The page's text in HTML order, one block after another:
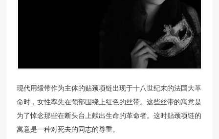
现代用缎带作为主体的贴颈项链出现于十八世纪末的法国大革
命时，女性率先在颈部围绕上红色的丝带。这些丝带的寓意是
为了悼念那些在断头台上献出生命的革命者。这时贴颈项链的
寓意是一种对死去的同志的尊重。